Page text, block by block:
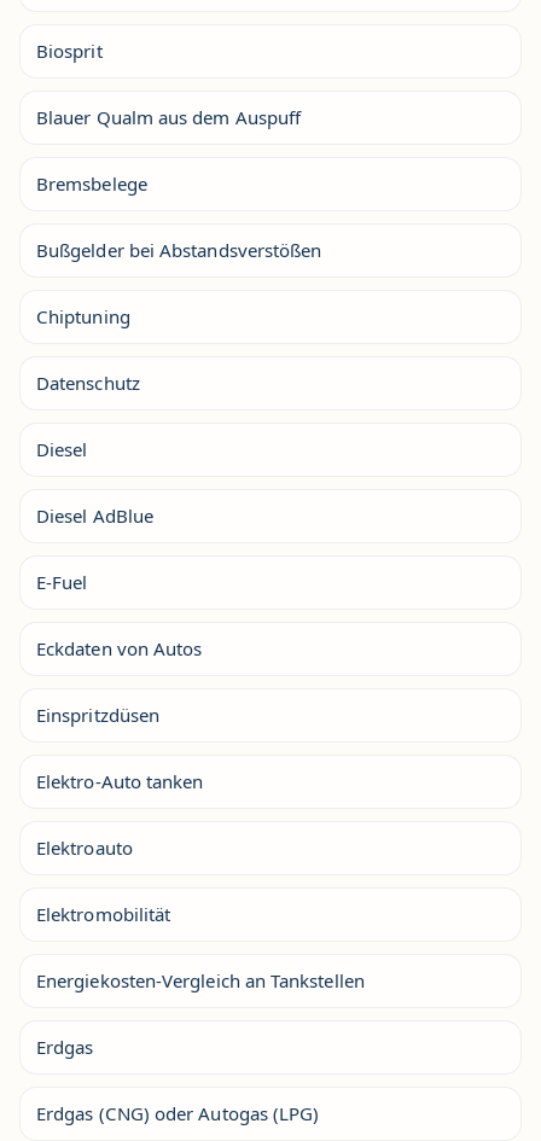
Biosprit
Blauer Qualm aus dem Auspuff
Bremsbelege
Bußgelder bei Abstandsverstößen
Chiptuning
Datenschutz
Diesel
Diesel AdBlue
E-Fuel
Eckdaten von Autos
Einspritzdüsen
Elektro-Auto tanken
Elektroauto
Elektromobilität
Energiekosten-Vergleich an Tankstellen
Erdgas
Erdgas (CNG) oder Autogas (LPG)